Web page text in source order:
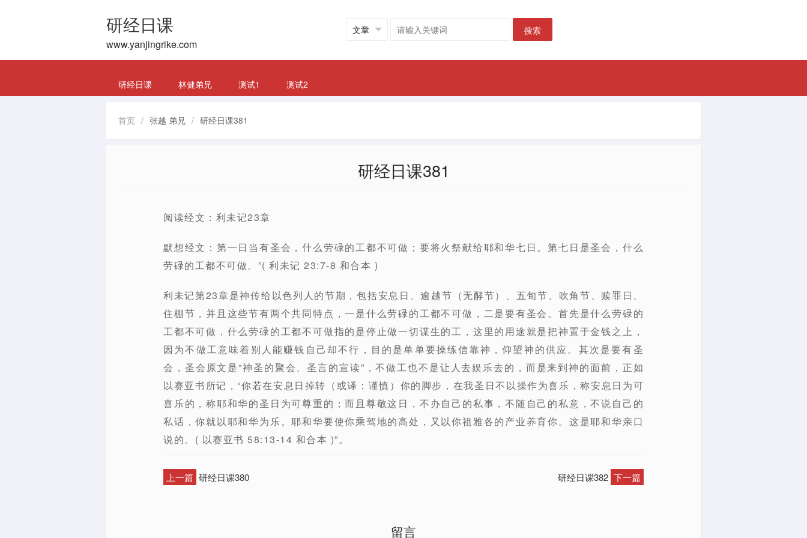
研经日课
www.yanjingrike.com
搜索
研经日课 林健弟兄 测试1 测试2
首页 / 张越 弟兄 / 研经日课381
研经日课381
阅读经文：利未记23章
默想经文：第一日当有圣会，什么劳碌的工都不可做；要将火祭献给耶和华七日。第七日是圣会，什么
劳碌的工都不可做。”( 利未记 23:7-8 和合本 )
利未记第23章是神传给以色列人的节期，包括安息日、逾越节（无酵节）、五旬节、吹角节、赎罪日、
住棚节，并且这些节有两个共同特点，一是什么劳碌的工都不可做，二是要有圣会。首先是什么劳碌的
工都不可做，什么劳碌的工都不可做指的是停止做一切谋生的工，这里的用途就是把神置于金钱之上，
因为不做工意味着别人能赚钱自己却不行，目的是单单要操练信靠神，仰望神的供应。其次是要有圣
会，圣会原文是“神圣的聚会、圣言的宣读”，不做工也不是让人去娱乐去的，而是来到神的面前，正如
以赛亚书所记，“你若在安息日掉转（或译：谨慎）你的脚步，在我圣日不以操作为喜乐，称安息日为可
喜乐的，称耶和华的圣日为可尊重的；而且尊敬这日，不办自己的私事，不随自己的私意，不说自己的
私话，你就以耶和华为乐。耶和华要使你乘驾地的高处，又以你祖雅各的产业养育你。这是耶和华亲口
说的。( 以赛亚书 58:13-14 和合本 )”。
上一篇 研经日课380 研经日课382 下一篇
留言